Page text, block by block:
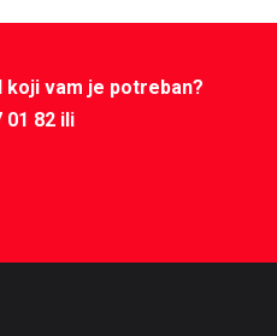
vam je potreban?
01 82 ili